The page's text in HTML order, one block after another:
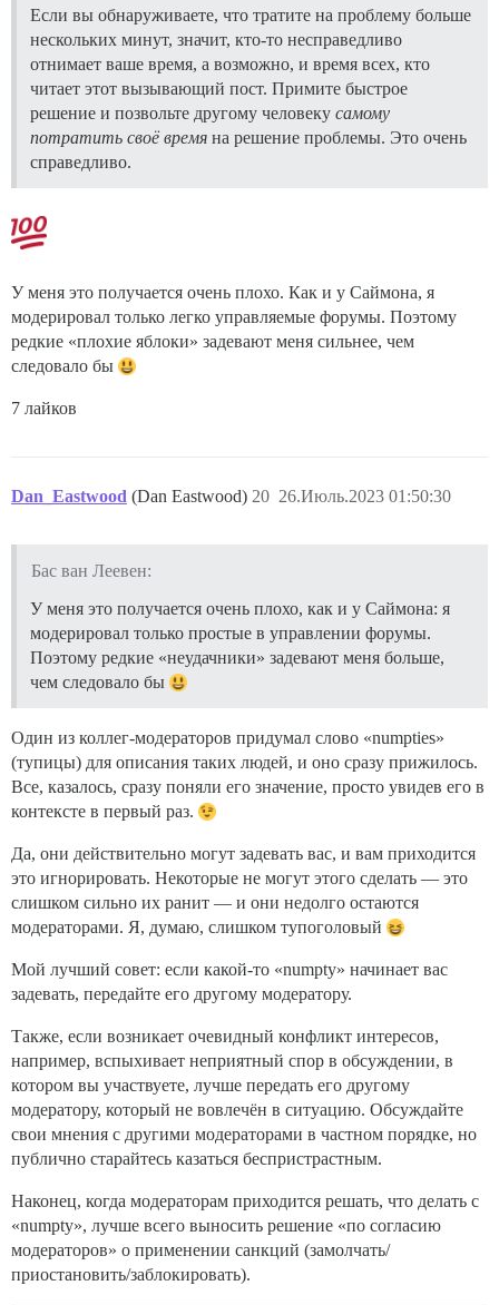
Если вы обнаруживаете, что тратите на проблему больше
нескольких минут, значит, кто-то несправедливо
отнимает ваше время, а возможно, и время всех, кто
читает этот вызывающий пост. Примите быстрое
решение и позвольте другому человеку самому
потратить своё время на решение проблемы. Это очень
справедливо.
У меня это получается очень плохо. Как и у Саймона, я
модерировал только легко управляемые форумы. Поэтому
редкие «плохие яблоки» задевают меня сильнее, чем
следовало бы
7 лайков
Dan_Eastwood (Dan Eastwood) 26.Июль.2023 01:50:30
20
Бас ван Леевен:
У меня это получается очень плохо, как и у Саймона: я
модерировал только простые в управлении форумы.
Поэтому редкие «неудачники» задевают меня больше,
чем следовало бы
Один из коллег-модераторов придумал слово «numpties»
(тупицы) для описания таких людей, и оно сразу прижилось.
Все, казалось, сразу поняли его значение, просто увидев его в
контексте в первый раз.
Да, они действительно могут задевать вас, и вам приходится
это игнорировать. Некоторые не могут этого сделать — это
слишком сильно их ранит — и они недолго остаются
модераторами. Я, думаю, слишком тупоголовый
Мой лучший совет: если какой-то «numpty» начинает вас
задевать, передайте его другому модератору.
Также, если возникает очевидный конфликт интересов,
например, вспыхивает неприятный спор в обсуждении, в
котором вы участвуете, лучше передать его другому
модератору, который не вовлечён в ситуацию. Обсуждайте
свои мнения с другими модераторами в частном порядке, но
публично старайтесь казаться беспристрастным.
Наконец, когда модераторам приходится решать, что делать с
«numpty», лучше всего выносить решение «по согласию
модераторов» о применении санкций (замолчать/
приостановить/заблокировать).